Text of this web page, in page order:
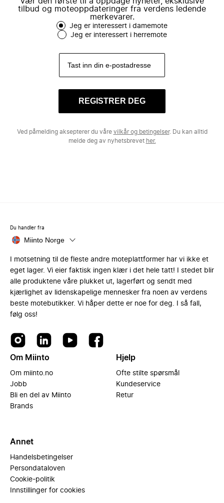
tilbud og moteoppdateringer fra verdens ledende
merkevarer.
Jeg er interessert i damemote
Jeg er interessert i herremote
REGISTRER DEG
Ved påmelding aksepterer du våre vilkår og betingelser. Du kan alltid
melde deg av nyhetsbrevet her.
Du handler fra
Miinto Norge
I motsetning til de fleste andre moteplattformer har vi ikke et
eget lager. Vi eier faktisk ingen klær i det hele tatt! I stedet blir
alle produktene våre plukket ut, lagerført og sendt med
kjærlighet av lidenskapelige mennesker fra noen av verdens
beste motebutikker. Vi håper dette er noe for deg. I så fall,
følg oss!
Om Miinto
Om miinto.no
Jobb
Bli en del av Miinto
Brands
Hjelp
Ofte stilte spørsmål
Kundeservice
Retur
Annet
Handelsbetingelser
Persondataloven
Cookie-politik
Innstillinger for cookies